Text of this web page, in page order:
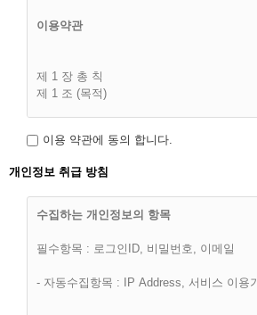
이용약관
제 1 장 총 칙
제 1 조 (목적)
고객(이하 “회원”)간에 회사가 제공하는 서
으로 규정함을 목적으로 합니다.
이용 약관에 동의 합니다.
개인정보 취급 방침
수집하는 개인정보의 항목
필수항목 : 로그인ID, 비밀번호, 이메일
- 자동수집항목 : IP Address, 서비스